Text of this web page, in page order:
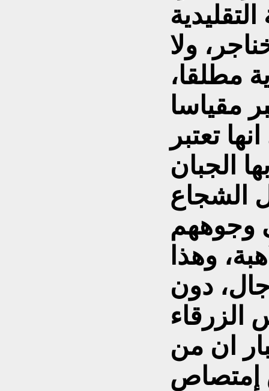
ولا
مطلقا،
مقياسا
تعتبر
الجبان
وجوههم
وهذا
دون
الزرقاء
ان من
إمتصاص